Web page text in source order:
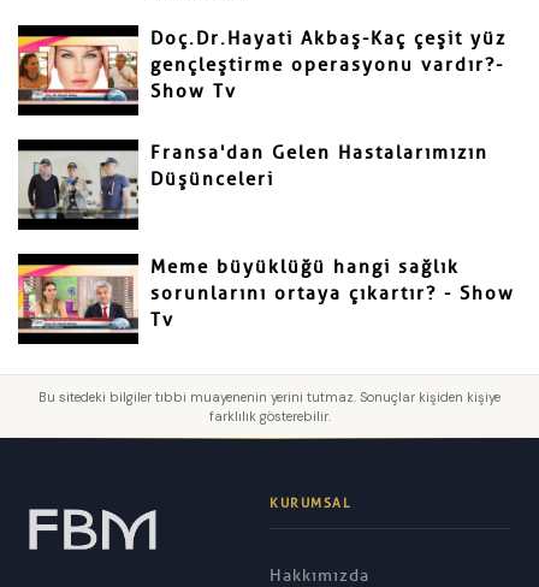
Doç.Dr.Hayati Akbaş-Kaç çeşit yüz
gençleştirme operasyonu vardır?-
Show Tv
Fransa'dan Gelen Hastalarımızın
Düşünceleri
Meme büyüklüğü hangi sağlık
sorunlarını ortaya çıkartır? - Show
Tv
Bu sitedeki bilgiler tıbbi muayenenin yerini tutmaz. Sonuçlar kişiden kişiye
farklılık gösterebilir.
KURUMSAL
Hakkımızda